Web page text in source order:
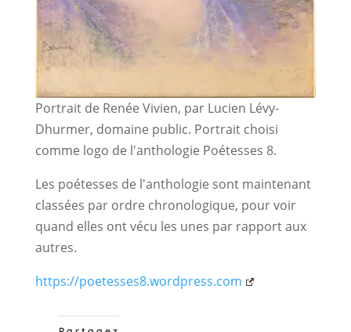
Portrait de Renée Vivien, par Lucien Lévy-
Dhurmer, domaine public. Portrait choisi
comme logo de l'anthologie Poétesses 8.
Les poétesses de l'anthologie sont maintenant
classées par ordre chronologique, pour voir
quand elles ont vécu les unes par rapport aux
autres.
https://poetesses8.wordpress.com